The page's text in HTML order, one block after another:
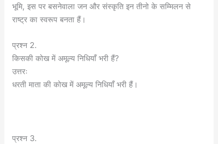
भूमि, इस पर बसनेवाला जन और संस्कृति इन तीनो के सम्मिलन से
राष्ट्र का स्वरूप बनता हैं।
प्रश्न 2.
किसकी कोख में अमूल्य निधियाँ भरी हैं?
उत्तरः
धरती माता की कोख में अमूल्य निधियाँ भरी हैं।
प्रश्न 3.